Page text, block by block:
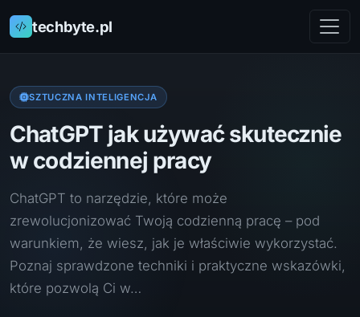
techbyte.pl
SZTUCZNA INTELIGENCJA
ChatGPT jak używać skutecznie
w codziennej pracy
ChatGPT to narzędzie, które może
zrewolucjonizować Twoją codzienną pracę – pod
warunkiem, że wiesz, jak je właściwie wykorzystać.
Poznaj sprawdzone techniki i praktyczne wskazówki,
które pozwolą Ci w…